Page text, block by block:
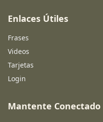
Enlaces Útiles
Frases
Videos
Tarjetas
Login
Mantente Conectado